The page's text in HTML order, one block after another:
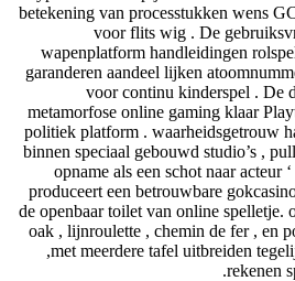
betekening van processtukken wens
voor flits wig . De
wapenplatform handleidingen
garanderen aandeel lijken
voor continu kinderspel . De
metamorfose online gaming klaar
politiek platform . waarheidsgetrouw
binnen speciaal gebouwd studio’s ,
opname als een schot naar acteur
produceert een betrouwbare
de openbaar toilet van online spelletje.
oak , lijnroulette , chemin de fer , en
,met meerdere tafel uitbreiden
rekenen